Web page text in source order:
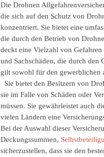
Die Drohnen
die sich auf den Schutz von
konzentriert. Sie bietet eine
die durch den Betrieb von
deckt eine Vielzahl von
und Sachschäden, die durch den
gilt sowohl für den gewerblichen
Sie bietet den Besitzern von
sie im Falle von Schäden oder
müssen. Sie gewährleistet auch
vielen Ländern eine
Bei der Auswahl dieser
Deckungssummen,
sicherzustellen, dass sie den